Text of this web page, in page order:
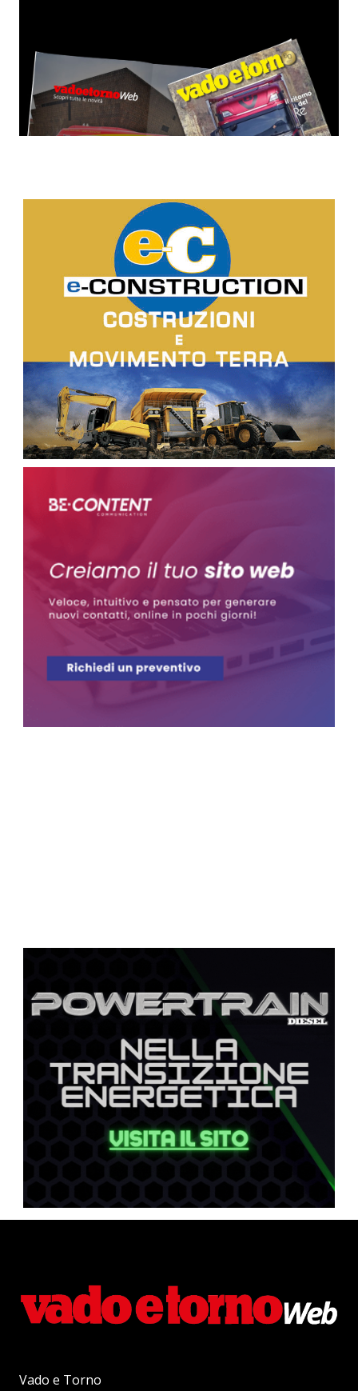
Vado e Torno